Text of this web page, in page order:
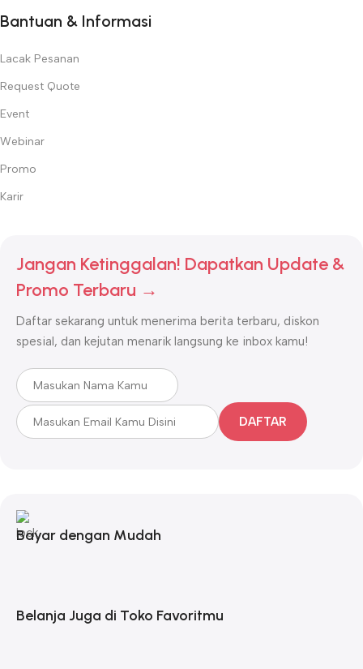
Bantuan & Informasi
Lacak Pesanan
Request Quote
Event
Webinar
Promo
Karir
Jangan Ketinggalan! Dapatkan Update &
Promo Terbaru →
Daftar sekarang untuk menerima berita terbaru, diskon
spesial, dan kejutan menarik langsung ke inbox kamu!
DAFTAR
Bayar dengan Mudah
Belanja Juga di Toko Favoritmu